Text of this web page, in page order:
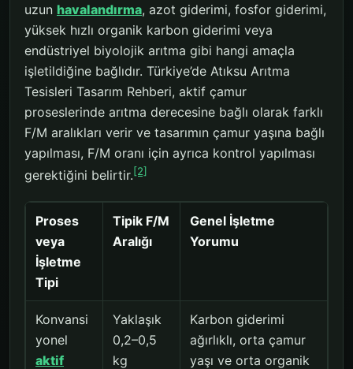
uzun havalandırma, azot giderimi, fosfor giderimi,
yüksek hızlı organik karbon giderimi veya
endüstriyel biyolojik arıtma gibi hangi amaçla
işletildiğine bağlıdır. Türkiye’de Atıksu Arıtma
Tesisleri Tasarım Rehberi, aktif çamur
proseslerinde arıtma derecesine bağlı olarak farklı
F/M aralıkları verir ve tasarımın çamur yaşına bağlı
yapılması, F/M oranı için ayrıca kontrol yapılması
gerektiğini belirtir.[2]
Proses
veya
İşletme
Tipi
Tipik F/M
Aralığı
Genel İşletme
Yorumu
Konvansi
yonel
aktif
Yaklaşık
0,2–0,5
kg
Karbon giderimi
ağırlıklı, orta çamur
yaşı ve orta organik